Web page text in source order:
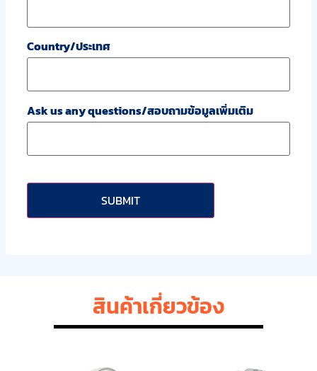
Country/ประเทศ
Ask us any questions/สอบถามข้อมูลเพิ่มเติม
สินค้าเกี่ยวข้อง